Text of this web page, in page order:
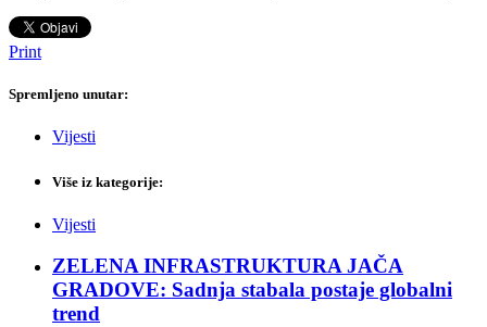
Print
Spremljeno unutar:
Vijesti
Više iz kategorije:
Vijesti
ZELENA INFRASTRUKTURA JAČA
GRADOVE: Sadnja stabala postaje globalni
trend